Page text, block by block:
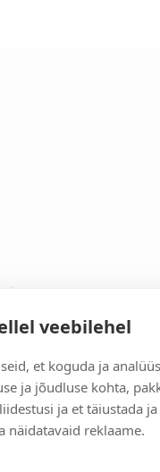
veebilehel
et koguda ja
ja jõudluse kohta,
ja et täiustada ja
näidatavaid reklaame.
Tarnija laos:
Tarnija laos: